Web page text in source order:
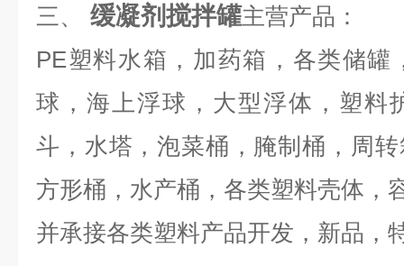
三、 缓凝剂搅拌罐主营产品：
PE塑料水箱，加药箱，各类储罐
球，海上浮球，大型浮体，塑料
斗，水塔，泡菜桶，腌制桶，周
方形桶，水产桶，各类塑料壳体，
并承接各类塑料产品开发，新品，